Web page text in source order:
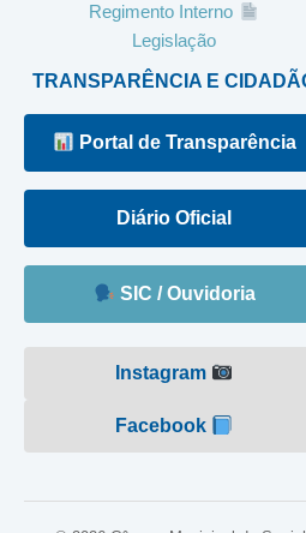
Regimento Interno
Legislação
TRANSPARÊNCIA E
Portal de Transparência
Diário Oficial
SIC / Ouvidoria
Instagram
Facebook